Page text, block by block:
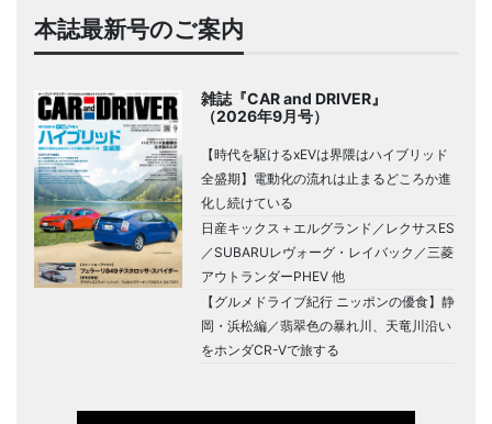
本誌最新号のご案内
雑誌『CAR and DRIVER』
（2026年9月号）
【時代を駆けるxEVは界隈はハイブリッド
全盛期】電動化の流れは止まるどころか進
化し続けている
日産キックス＋エルグランド／レクサスES
／SUBARUレヴォーグ・レイバック／三菱
アウトランダーPHEV 他
【グルメドライブ紀行 ニッポンの優食】静
岡・浜松編／翡翠色の暴れ川、天竜川沿い
をホンダCR-Vで旅する